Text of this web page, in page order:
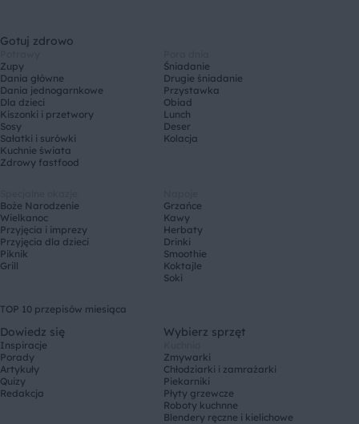
Gotuj zdrowo
Zupy
Dania główne
Dania jednogarnkowe
Dla dzieci
Kiszonki i przetwory
Sosy
Sałatki i surówki
Kuchnie świata
Zdrowy fastfood
Śniadanie
Drugie śniadanie
Przystawka
Obiad
Lunch
Deser
Kolacja
Boże Narodzenie
Wielkanoc
Przyjęcia i imprezy
Przyjęcia dla dzieci
Piknik
Grill
Grzańce
Kawy
Herbaty
Drinki
Smoothie
Koktajle
Soki
TOP 10 przepisów miesiąca
Dowiedz się
Inspiracje
Porady
Artykuły
Quizy
Redakcja
Wybierz sprzęt
Zmywarki
Chłodziarki i zamrażarki
Piekarniki
Płyty grzewcze
Roboty kuchnne
Blendery ręczne i kielichowe